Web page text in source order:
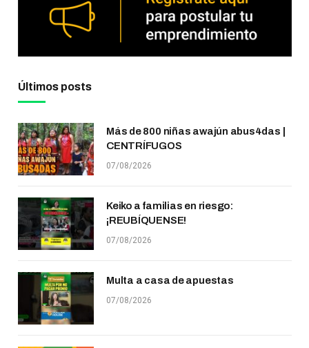
Últimos posts
Más de 800 niñas awajún abus4das |
CENTRÍFUGOS
07/08/2026
Keiko a familias en riesgo:
¡REUBÍQUENSE!
07/08/2026
Multa a casa de apuestas
07/08/2026